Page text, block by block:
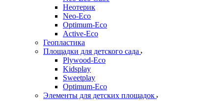
Неотерик
Neo-Eco
Оptimum-Еco
Active-Eco
Геопластика
Площадки для детского сада
Plywood-Eco
Kidsplay
Sweetplay
Оptimum-Еco
Элементы для детских площадок